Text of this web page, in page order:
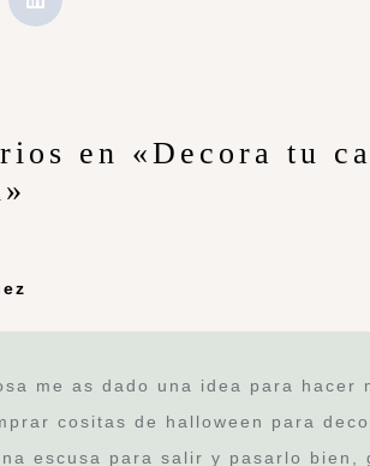
en «Decora tu
me as dado una idea para hacer
cositas de halloween para
escusa para salir y pasarlo